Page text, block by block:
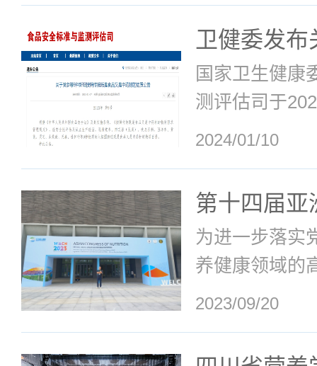
增。格兰迪
示，截至2023
64款特殊医学
品”）注册，
达到70款，是
卫健委发
增按照传统
材的物质》
国家卫生健康
测评估司于
发布了2023年
芪、灵芝、山
种物质纳入按
材的物质目录
种增加到102
红花、草果、
为...
2024/01/10
第十四届亚
隆重召开
为进一步落实
养健康领域的
学会联合会（
第十四届亚
2023/09/20